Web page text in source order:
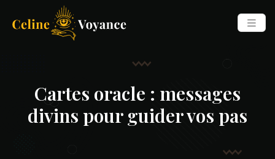
Cartes oracle : messages
divins pour guider vos pas